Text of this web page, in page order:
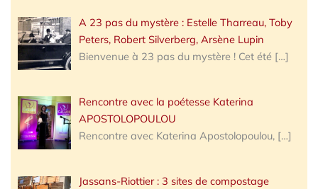
A 23 pas du mystère : Estelle Tharreau, Toby
Peters, Robert Silverberg, Arsène Lupin
Bienvenue à 23 pas du mystère ! Cet été […]
Rencontre avec la poétesse Katerina
APOSTOLOPOULOU
Rencontre avec Katerina Apostolopoulou, […]
Jassans-Riottier : 3 sites de compostage